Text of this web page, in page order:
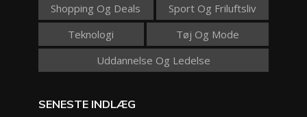
Shopping Og Deals
Sport Og Friluftsliv
Teknologi
Tøj Og Mode
Uddannelse Og Ledelse
SENESTE INDLÆG